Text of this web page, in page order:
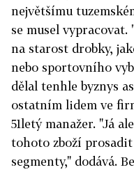
největšímu
se musel vypracovat.
na starost drobky,
nebo sportovního
dělal tenhle byznys
ostatním lidem ve
51letý manažer. "Já
tohoto zboží
segmenty," dodává.